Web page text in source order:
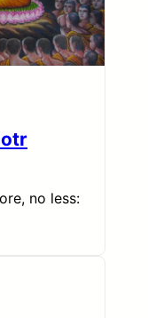
no less: